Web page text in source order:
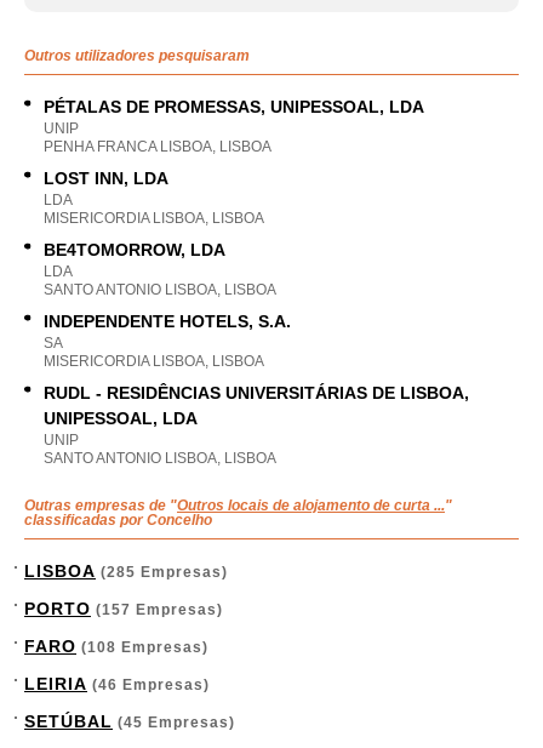
Outros utilizadores pesquisaram
PÉTALAS DE PROMESSAS, UNIPESSOAL, LDA
UNIP
PENHA FRANCA LISBOA, LISBOA
LOST INN, LDA
LDA
MISERICORDIA LISBOA, LISBOA
BE4TOMORROW, LDA
LDA
SANTO ANTONIO LISBOA, LISBOA
INDEPENDENTE HOTELS, S.A.
SA
MISERICORDIA LISBOA, LISBOA
RUDL - RESIDÊNCIAS UNIVERSITÁRIAS DE LISBOA,
UNIPESSOAL, LDA
UNIP
SANTO ANTONIO LISBOA, LISBOA
Outras empresas de "Outros locais de alojamento de curta ..."
classificadas por Concelho
LISBOA (285 Empresas)
PORTO (157 Empresas)
FARO (108 Empresas)
LEIRIA (46 Empresas)
SETÚBAL (45 Empresas)